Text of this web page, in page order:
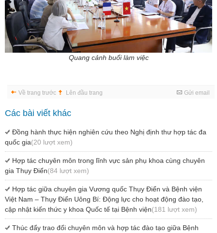
Quang cảnh buổi làm việc
Về trang trước Lên đầu trang Gửi email
Các bài viết khác
Đồng hành thực hiện nghiên cứu theo Nghị định thư hợp tác đa
quốc gia(20 lượt xem)
Hợp tác chuyên môn trong lĩnh vực sản phụ khoa cùng chuyên
gia Thụy Điển(84 lượt xem)
Hợp tác giữa chuyên gia Vương quốc Thụy Điển và Bệnh viện
Việt Nam – Thụy Điển Uông Bí: Động lực cho hoạt động đào tạo,
cập nhật kiến thức y khoa Quốc tế tại Bệnh viện(181 lượt xem)
Thúc đẩy trao đổi chuyên môn và hợp tác đào tạo giữa Bệnh